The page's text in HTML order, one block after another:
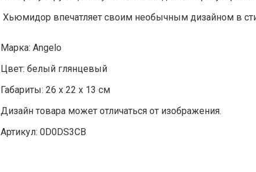
Хьюмидор впечатляет своим необычным дизайном в
Марка: Angelo
Цвет: белый глянцевый
Габариты: 26 x 22 x 13 см
Дизайн товара может отличаться от изображения.
Артикул: 0D0DS3CB